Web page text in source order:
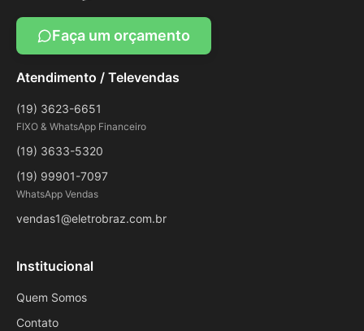
Faça um orçamento
Atendimento / Televendas
(19) 3623-6651
FIXO & WhatsApp Financeiro
(19) 3633-5320
(19) 99901-7097
WhatsApp Vendas
vendas1@eletrobraz.com.br
Institucional
Quem Somos
Contato